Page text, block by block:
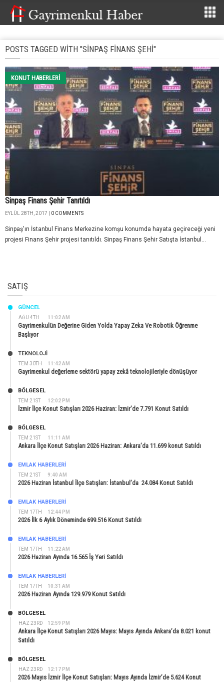
POSTS TAGGED WITH "SINPAŞ FINANS ŞEHI"
KONUT HABERLERI
Sinpaş Finans Şehir Tanıtıldı
EYLÜL 28TH, 2017 | 0 COMMENTS
Sinpaş'ın İstanbul Finans Merkezine komşu konumda hayata geçireceği yeni
projesi Finans Şehir projesi tanıtıldı. Sinpaş Finans Şehir Satışta İstanbul...
SATIŞ
AĞU 4TH 11:02 AM
GÜNCEL
Gayrimenkulün Değerine Giden Yolda Yapay Zeka Ve Robotik Öğrenme
Başlıyor
TEM 30TH 11:42 AM
TEKNOLOJİ
Gayrimenkul değerleme sektörü yapay zekâ teknolojileriyle dönüşüyor
TEM 21ST 12:02 PM
BÖLGESEL
İzmir İlçe Konut Satışları 2026 Haziran: İzmir’de 7.791 Konut Satıldı
TEM 21ST 11:11 AM
BÖLGESEL
Ankara İlçe Konut Satışları 2026 Haziran: Ankara’da 11.699 konut Satıldı
TEM 21ST 9:40 AM
EMLAK HABERLERI
2026 Haziran İstanbul İlçe Satışları: İstanbul’da 24.084 Konut Satıldı
TEM 17TH 12:44 PM
EMLAK HABERLERI
2026 İlk 6 Aylık Döneminde 699.516 Konut Satıldı
TEM 17TH 11:22 AM
EMLAK HABERLERI
2026 Haziran Ayında 16.565 İş Yeri Satıldı
TEM 17TH 10:31 AM
EMLAK HABERLERI
2026 Haziran Ayında 129.979 Konut Satıldı
HAZ 23RD 12:59 PM
BÖLGESEL
Ankara İlçe Konut Satışları 2026 Mayıs: Mayıs Ayında Ankara’da 8.021 konut
Satıldı
HAZ 23RD 12:17 PM
BÖLGESEL
2026 Mayıs İzmir İlçe Konut Satışları: Mayıs Ayında İzmir’de 5.624 Konut